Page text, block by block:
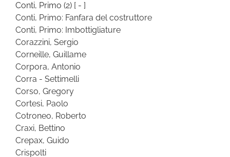
Conti, Primo (2) [ - ]
Conti, Primo: Fanfara del costruttore
Conti, Primo: Imbottigliature
Corazzini, Sergio
Corneille, Guillame
Corpora, Antonio
Corra - Settimelli
Corso, Gregory
Cortesi, Paolo
Cotroneo, Roberto
Craxi, Bettino
Crepax, Guido
Crispolti